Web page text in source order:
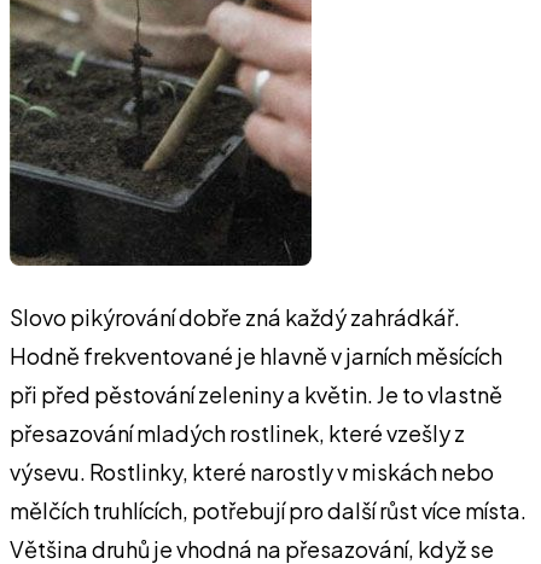
Slovo pikýrování dobře zná každý zahrádkář.
Hodně frekventované je hlavně v jarních měsících
při před pěstování zeleniny a květin. Je to vlastně
přesazování mladých rostlinek, které vzešly z
výsevu. Rostlinky, které narostly v miskách nebo
mělčích truhlících, potřebují pro další růst více místa.
Většina druhů je vhodná na přesazování, když se